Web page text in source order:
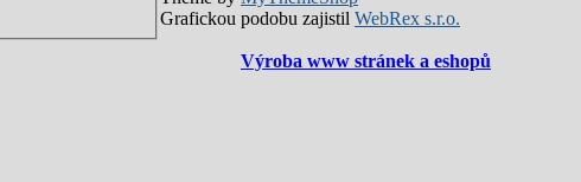
Grafickou podobu zajistil WebRex s.r.o.
Výroba www stránek a eshopů